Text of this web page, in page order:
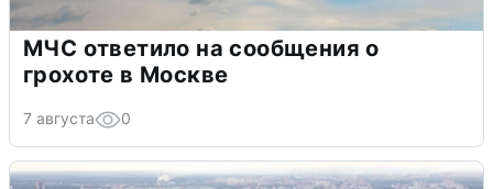
МЧС ответило на сообщения о
грохоте в Москве
7 августа 0